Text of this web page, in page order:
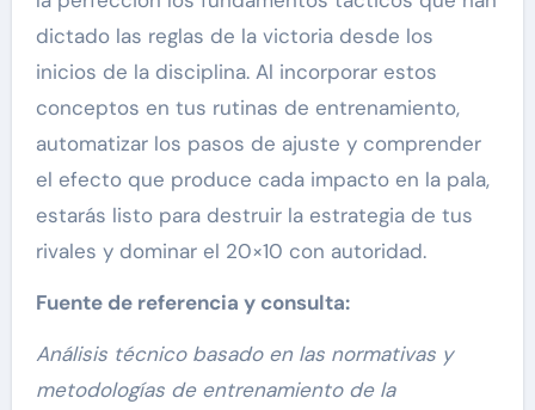
dictado las reglas de la victoria desde los
inicios de la disciplina. Al incorporar estos
conceptos en tus rutinas de entrenamiento,
automatizar los pasos de ajuste y comprender
el efecto que produce cada impacto en la pala,
estarás listo para destruir la estrategia de tus
rivales y dominar el 20×10 con autoridad.
Fuente de referencia y consulta:
Análisis técnico basado en las normativas y
metodologías de entrenamiento de la